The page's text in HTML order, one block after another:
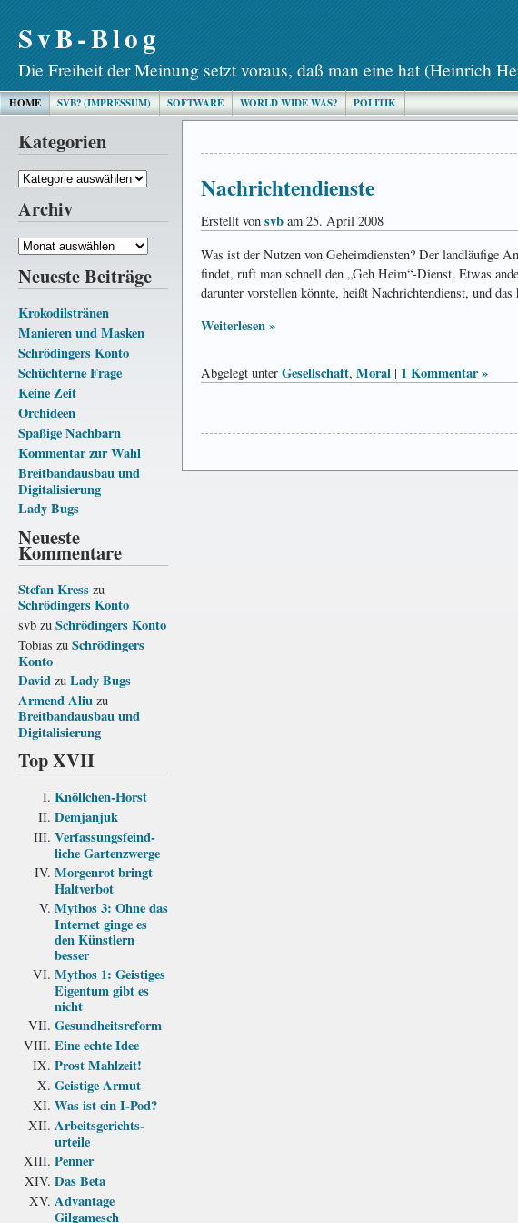
SvB-Blog
Die Freiheit der Meinung setzt voraus, daß man eine hat (Heinrich
HOME SVB? (IMPRESSUM) SOFTWARE WORLD WIDE WAS? POLITIK
Kategorien
Kategorien
Archiv
Archiv
Neueste Beiträge
Krokodilstränen
Manieren und Masken
Schrödingers Konto
Schüchterne Frage
Keine Zeit
Orchideen
Spaßige Nachbarn
Kommentar zur Wahl
Breitbandausbau und
Digitalisierung
Lady Bugs
Neueste
Kommentare
Stefan Kress zu
Schrödingers Konto
svb zu Schrödingers Konto
Tobias zu Schrödingers
Konto
David zu Lady Bugs
Armend Aliu zu
Breitbandausbau und
Digitalisierung
Top XVII
Knöllchen-Horst
Demjanjuk
Verfassungs­feind­
liche Garten­zwerge
Morgenrot bringt
Haltverbot
Mythos 3: Ohne das
Internet ginge es
den Künstlern
besser
Mythos 1: Geistiges
Eigentum gibt es
nicht
Gesundheits­reform
Eine echte Idee
Prost Mahlzeit!
Geistige Armut
Was ist ein I-Pod?
Arbeits­gerichts­
urteile
Penner
Das Beta
Advantage
Gilgamesch
Nachrichtendienste
Erstellt von svb am 25. April 2008
Was ist der Nutzen von Geheimdiensten? Der landläufige
findet, ruft man schnell den „Geh Heim“-Dienst. Etwas
darunter vorstellen könnte, heißt Nachrichten­dienst, und
Weiterlesen »
Abgelegt unter Gesellschaft, Moral | 1 Kommentar »